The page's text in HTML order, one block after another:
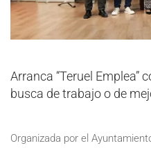
Arranca “Teruel Emplea”
busca de trabajo o de
Organizada por el